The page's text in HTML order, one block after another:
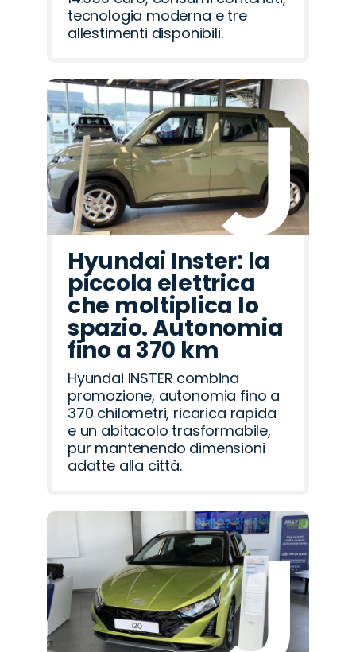
tecnologia moderna e tre
allestimenti disponibili.
Hyundai Inster: la
piccola elettrica
che moltiplica lo
spazio. Autonomia
fino a 370 km
Hyundai INSTER combina
promozione, autonomia fino a
370 chilometri, ricarica rapida
e un abitacolo trasformabile,
pur mantenendo dimensioni
adatte alla città.